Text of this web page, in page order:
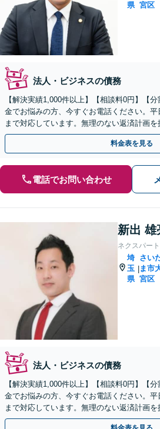
県 宮区
法人・ビジネスの債務
【解決実績1,000件以上】【相談料0円】【
金でお悩みの方、今すぐお電話ください。
まで対応しています。無理のない返済計画
く交渉いたします。
料金表を見る
電話でお問い合わせ
新出 雄
ネクスパー
埼
玉
県
|
さい
ま市
宮区
法人・ビジネスの債務
【解決実績1,000件以上】【相談料0円】【
金でお悩みの方、今すぐお電話ください。
まで対応しています。無理のない返済計画
く交渉いたします。